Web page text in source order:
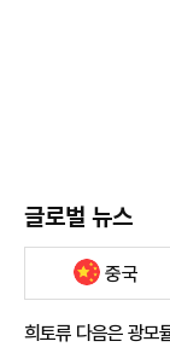
글로벌 뉴스
중국
희토류 다음은 광모